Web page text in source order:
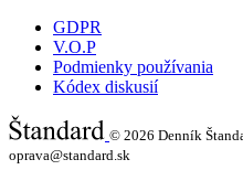
GDPR
V.O.P
Podmienky používania
Kódex diskusií
© 2026 Denník
oprava@standard.sk